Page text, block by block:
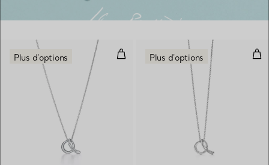
Pendentif Alphabet en argent,
Plus d'options Plus d'options